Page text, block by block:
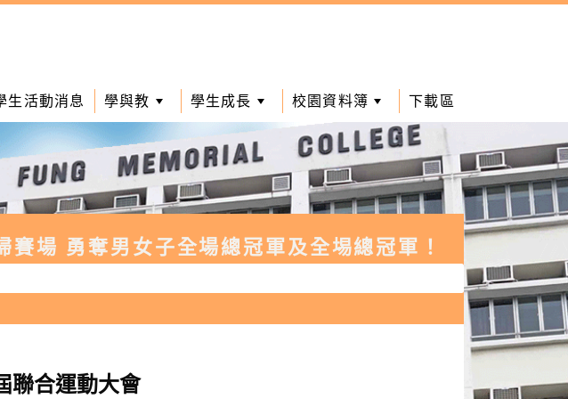
生活動消息 學與教 學生成長 校園資料簿 下載區
場 勇奪男女子全場總冠軍及全埸總冠軍！
聯合運動大會